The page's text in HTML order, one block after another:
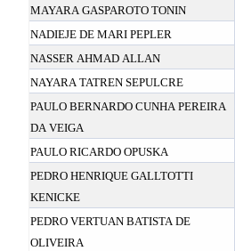
MAYARA GASPAROTO TONIN
NADIEJE DE MARI PEPLER
NASSER AHMAD ALLAN
NAYARA TATREN SEPULCRE
PAULO BERNARDO CUNHA PEREIRA
DA VEIGA
PAULO RICARDO OPUSKA
PEDRO HENRIQUE GALLTOTTI
KENICKE
PEDRO VERTUAN BATISTA DE
OLIVEIRA